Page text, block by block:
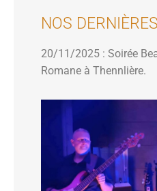
NOS
20/11/2025 : Soirée
Romane à Thennlière.